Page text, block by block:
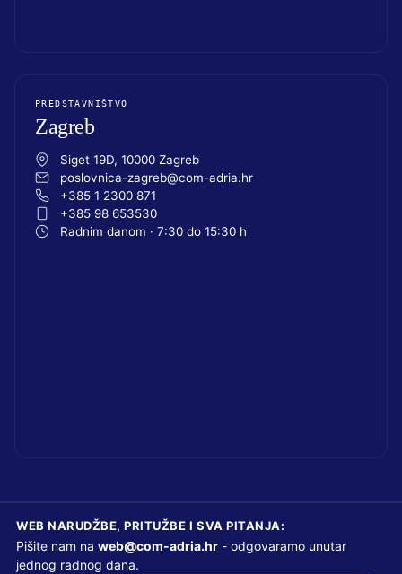
PREDSTAVNIŠTVO
Zagreb
Siget 19D, 10000 Zagreb
poslovnica-zagreb@com-adria.hr
+385 1 2300 871
+385 98 653530
Radnim danom · 7:30 do 15:30 h
WEB NARUDŽBE, PRITUŽBE I SVA PITANJA:
Pišite nam na web@com-adria.hr - odgovaramo unutar
jednog radnog dana.